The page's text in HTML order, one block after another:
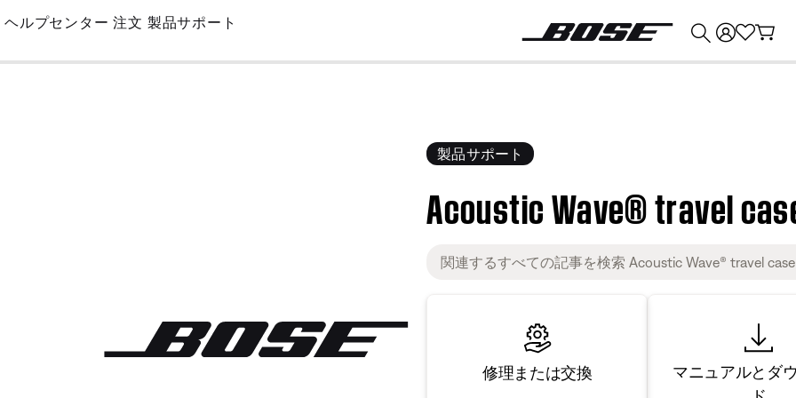
Skip
Main
ヘルプセンター 注文 製品サポート
製品サポート
Acoustic Wave® travel
修理または交換
マニュアルとダ